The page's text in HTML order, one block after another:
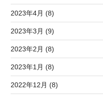
2023年4月 (8)
2023年3月 (9)
2023年2月 (8)
2023年1月 (8)
2022年12月 (8)